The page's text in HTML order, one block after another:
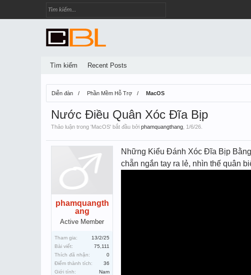
Diễn đàn Phần Mềm Hỗ Trợ MacOS
Nước Điều Quân Xóc Đĩa Bịp
Thảo luận trong 'MacOS' bắt đầu bởi phamquangthang 1/6/26
phamquangth
ang
Active Member
Tham gia:
13/2/25
Bài viết:
75,111
Thích đã nhận:
0
Điểm thành tích:
36
Giới tính:
Nam
Những Kiểu Đánh Xóc Đĩa Bịp
chẵn ngắn tay ra lẻ, nhìn thế quân
Tìm kiếm Recent Posts